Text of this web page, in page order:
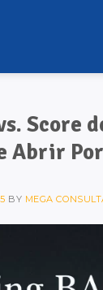
Score
Abrir
BY MEGA